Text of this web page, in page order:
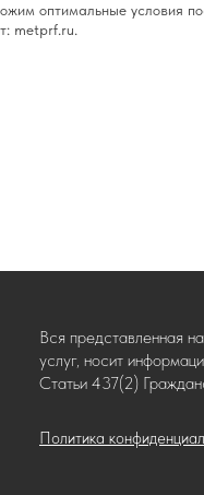
оптимальные условия
metprf.ru.
Политика
Вся представленная
услуг, носит
Статьи 437(2)